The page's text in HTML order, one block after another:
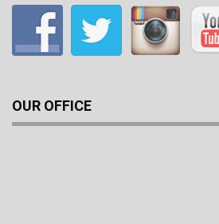
OUR OFFICE